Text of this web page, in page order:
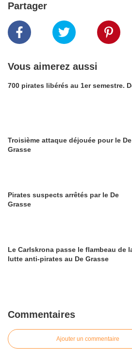
Partager
Vous aimerez aussi
700 pirates libérés au 1er semestre.
Troisième attaque déjouée pour le De
Grasse
Pirates suspects arrêtés par le De
Grasse
Le Carlskrona passe le flambeau de
lutte anti-pirates au De Grasse
Commentaires
Ajouter un commentaire